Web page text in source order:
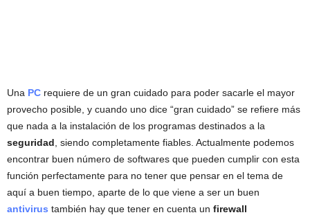
Una PC requiere de un gran cuidado para poder sacarle el mayor
provecho posible, y cuando uno dice “gran cuidado” se refiere más
que nada a la instalación de los programas destinados a la
seguridad , siendo completamente fiables. Actualmente podemos
encontrar buen número de softwares que pueden cumplir con esta
función perfectamente para no tener que pensar en el tema de
aquí a buen tiempo, aparte de lo que viene a ser un buen
antivirus también hay que tener en cuenta un firewall